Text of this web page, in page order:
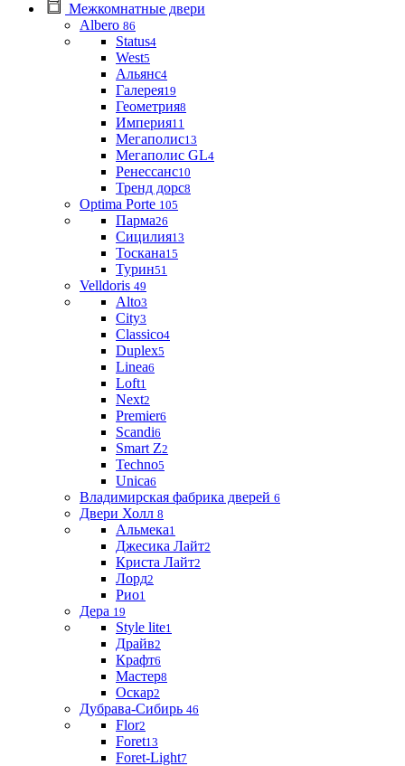
Межкомнатные двери
Albero 86
Status4
West5
Альянс4
Галерея19
Геометрия8
Империя11
Мегаполис13
Мегаполис GL4
Ренессанс10
Тренд дорс8
Optima Porte 105
Парма26
Сицилия13
Тоскана15
Турин51
Velldoris 49
Alto3
City3
Classico4
Duplex5
Linea6
Loft1
Next2
Premier6
Scandi6
Smart Z2
Techno5
Unica6
Владимирская фабрика дверей 6
Двери Холл 8
Альмека1
Джесика Лайт2
Криста Лайт2
Лорд2
Рио1
Дера 19
Style lite1
Драйв2
Крафт6
Мастер8
Оскар2
Дубрава-Сибирь 46
Flor2
Foret13
Foret-Light7